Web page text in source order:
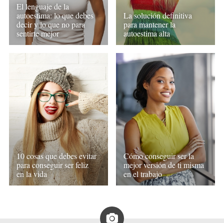
El lenguaje de la
autoestima: lo que debes
decir y lo que no para
sentirte mejor
La solución definitiva
para mantener la
autoestima alta
10 cosas que debes evitar
para conseguir ser feliz
en la vida
Cómo conseguir ser la
mejor versión de ti misma
en el trabajo